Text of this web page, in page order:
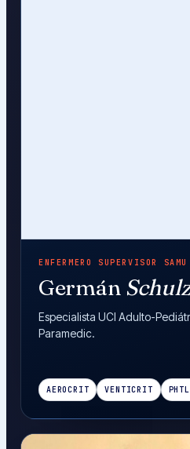
ENFERMERO SUPERVISOR SAMU
Germán
Especialista UCI Adulto-
Paramedic.
AEROCRIT VENTICRIT